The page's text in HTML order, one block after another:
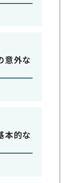
意外な
本的な